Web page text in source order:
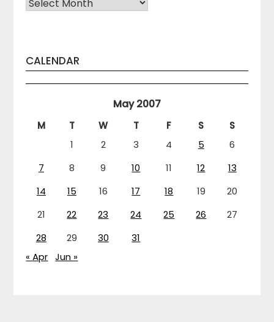
CALENDAR
May 2007
M T W T F S
S
1
2 3 4 5
6
7
8 9 10 11 12
13
14
15 16 17 18 19
20
21
22 23 24 25 26
27
28
29 30
31
« Apr Jun »